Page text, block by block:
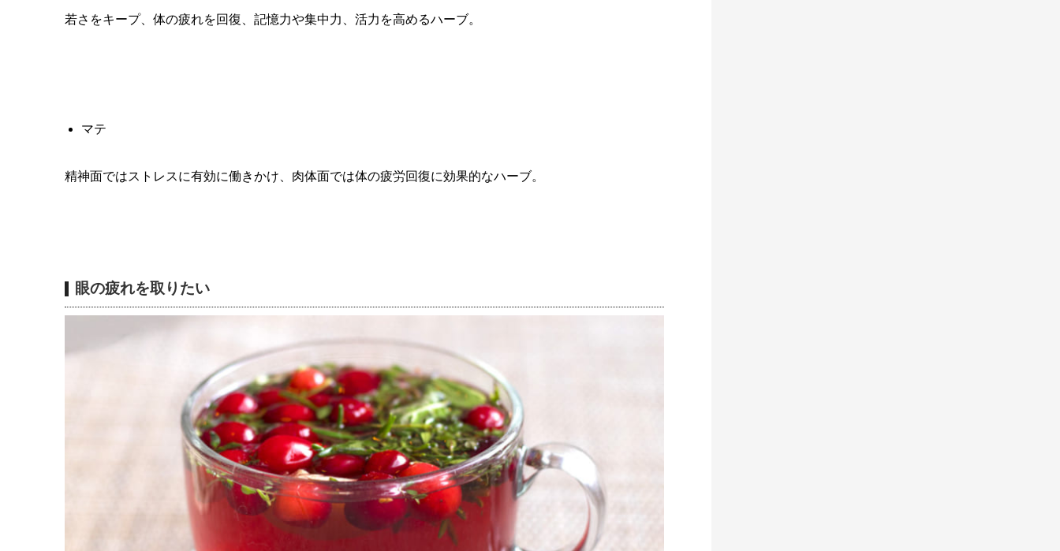
若さをキープ、体の疲れを回復、記憶力や集中力、活力を高めるハーブ。
マテ
精神面ではストレスに有効に働きかけ、肉体面では体の疲労回復に効果的なハーブ。
眼の疲れを取りたい